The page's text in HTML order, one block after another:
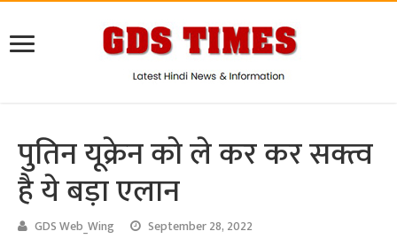
पुतिन यूक्रेन को ले कर कर सक्त्व
है ये बड़ा एलान
GDS Web_Wing September 28, 2022